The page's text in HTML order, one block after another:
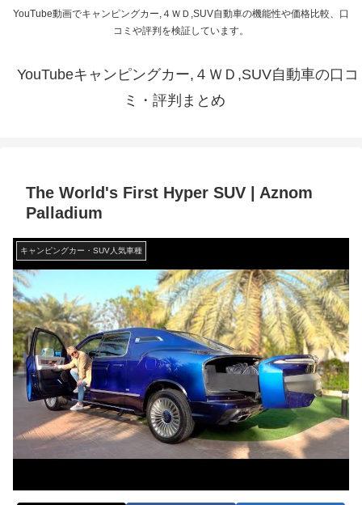
YouTube動画でキャンピングカー,４ＷＤ,SUV自動車の機能性や価格比較、口
コミや評判を検証しています。
YouTubeキャンピングカー,４ＷＤ,SUV自動車の口コ
ミ・評判まとめ
The World's First Hyper SUV | Aznom
Palladium
キャンピングカー・SUV人気車種